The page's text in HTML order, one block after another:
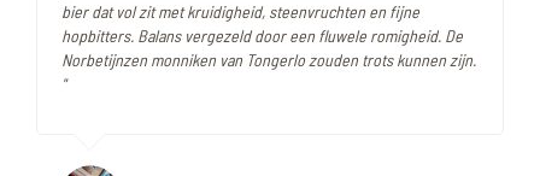
bier dat vol zit met kruidigheid, steenvruchten en fijne
hopbitters. Balans vergezeld door een fluwele romigheid. De
Norbetijnzen monniken van Tongerlo zouden trots kunnen zijn.
"